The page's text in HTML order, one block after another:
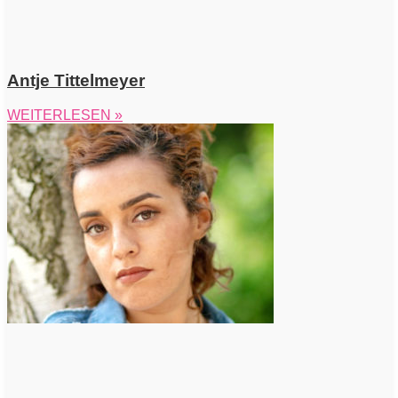
Antje Tittelmeyer
WEITERLESEN »